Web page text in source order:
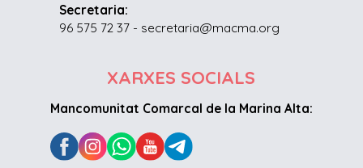
Secretaria:
96 575 72 37 - secretaria@macma.org
XARXES SOCIALS
Mancomunitat Comarcal de la Marina Alta: